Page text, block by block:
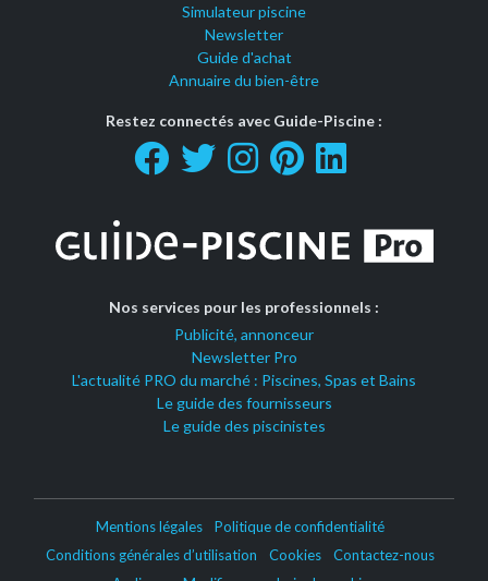
Simulateur piscine
Newsletter
Guide d'achat
Annuaire du bien-être
Restez connectés avec Guide-Piscine :
Nos services pour les professionnels :
Publicité, annonceur
Newsletter Pro
L'actualité PRO du marché : Piscines, Spas et Bains
Le guide des fournisseurs
Le guide des piscinistes
Mentions légales
Politique de confidentialité
Conditions générales d’utilisation
Cookies
Contactez-nous